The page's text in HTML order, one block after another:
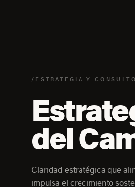
/ESTRATEGIA Y
del
Claridad estratégica que
impulsa el crecimiento